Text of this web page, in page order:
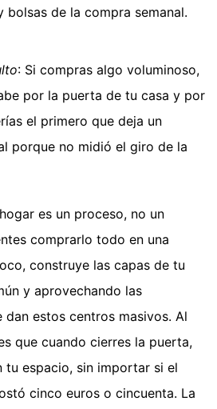
bolsas de la compra semanal.
: Si compras algo voluminoso,
por la puerta de tu casa y por
el primero que deja un
porque no midió el giro de la
es un proceso, no un
comprarlo todo en una
construye las capas de tu
y aprovechando las
estos centros masivos. Al
que cuando cierres la puerta,
tu espacio, sin importar si el
cinco euros o cincuenta. La